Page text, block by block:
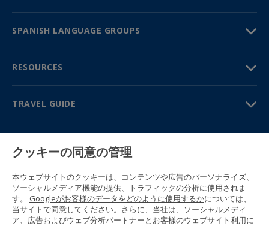
SPANISH LANGUAGE GROUPS
RESOURCES
TRAVEL GUIDE
Prices & brochures
(+34) 91 594 37 76
Gustavo Fernández Balbuena, 11
28002 Madrid, Spain
クッキーの同意の管理
本ウェブサイトのクッキーは、コンテンツや広告のパーソナライズ、
ソーシャルメディア機能の提供、トラフィックの分析に使用されま
す。 Googleがお客様のデータをどのように使用するかについては、
当サイトで同意してください。さらに、当社は、ソーシャルメディ
ア、広告およびウェブ分析パートナーとお客様のウェブサイト利用に